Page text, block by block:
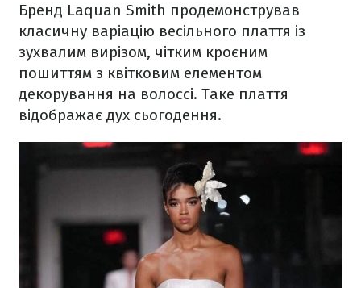
Бренд Laquan Smith продемонстрував
класичну варіацію весільного плаття із
зухвалим вирізом, чітким кроєним
пошиттям з квітковим елементом
декорування на волоссі. Таке плаття
відображає дух сьогодення.